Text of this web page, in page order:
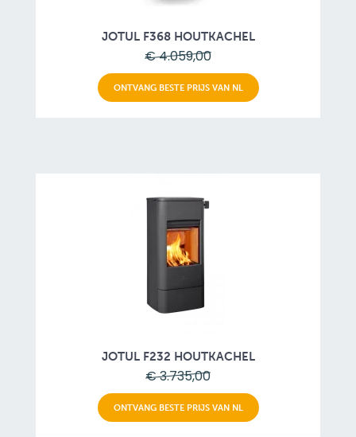
JOTUL F368 HOUTKACHEL
€ 4.059,00
ONTVANG BESTE PRIJS VAN NL
JOTUL F232 HOUTKACHEL
€ 3.735,00
ONTVANG BESTE PRIJS VAN NL